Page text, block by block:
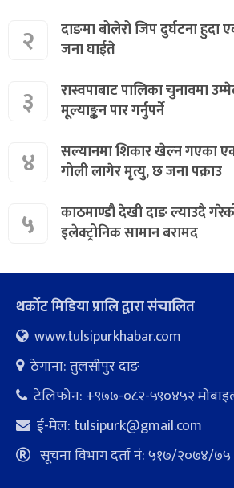
२
दाङमा बोलेरो जिप दुर्घटना
जना घाईते
३
रास्वपाबाट पालिका चुनावमा
मूल्याङ्कन पार गर्नुपर्ने
४
सल्यानमा शिकार खेल्न गएका
गोली लागेर मृत्यु, छ जना पक्राउ
५
काठमाण्डौ देखी दाङ ल्याउदै
इलेक्ट्रोनिक सामान बरामद
थर्कोट मिडिया प्रालि द्वारा संचालित
www.tulsipurkhabar.com
ठेगाना: तुलसीपुर दाङ
टेलिफोन: +९७७-०८२-५९०४५२
ई-मेल: tulsipurk@gmail.com
सूचना विभाग दर्ता नं: ५१७/२०७४/७५